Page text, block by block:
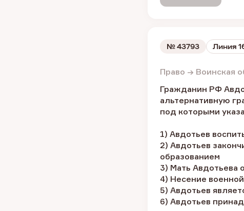
№43793 Линия
Право → Воинская
Гражданин РФ
альтернативную
под которыми
1) Авдотьев
2) Авдотьев
образованием
3) Мать Авдотьева
4) Несение
5) Авдотьев
6) Авдотьев